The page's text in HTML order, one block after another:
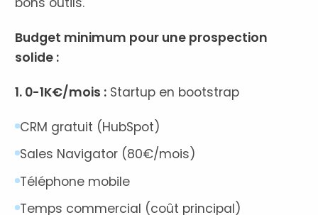
Budget minimum pour une prospection
solide :
1. 0-1K€/mois : Startup en bootstrap
CRM gratuit (HubSpot)
Sales Navigator (80€/mois)
Téléphone mobile
Temps commercial (coût principal)